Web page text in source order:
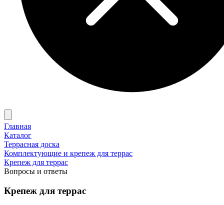
Главная
Каталог
Террасная доска
Комплектующие и крепеж для террас
Крепеж для террас
Вопросы и ответы
Крепеж для террас